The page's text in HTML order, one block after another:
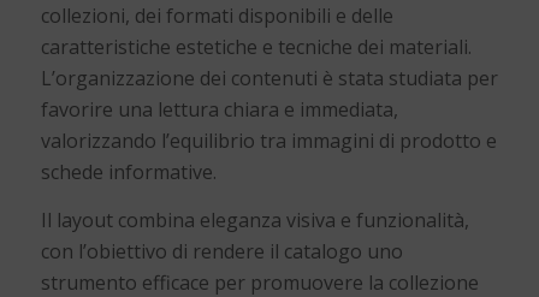
collezioni, dei formati disponibili e delle
caratteristiche estetiche e tecniche dei materiali.
L’organizzazione dei contenuti è stata studiata per
favorire una lettura chiara e immediata,
valorizzando l’equilibrio tra immagini di prodotto e
schede informative.
Il layout combina eleganza visiva e funzionalità,
con l’obiettivo di rendere il catalogo uno
strumento efficace per promuovere la collezione